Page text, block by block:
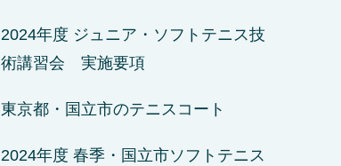
2024年度 ジュニア・ソフトテニス技
術講習会 実施要項
東京都・国立市のテニスコート
2024年度 春季・国立市ソフトテニス